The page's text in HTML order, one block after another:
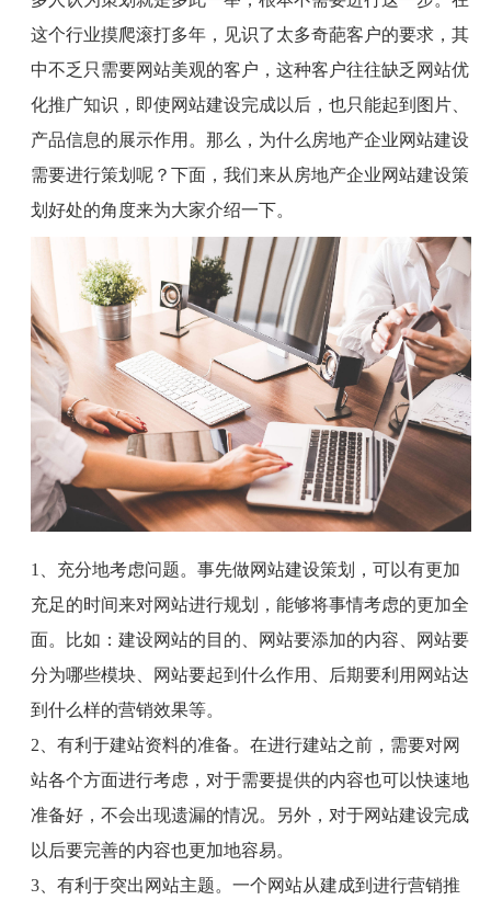
这个行业摸爬滚打多年，见识了太多奇葩客户的要求，其
中不乏只需要网站美观的客户，这种客户往往缺乏网站优
化推广知识，即使网站建设完成以后，也只能起到图片、
产品信息的展示作用。那么，为什么房地产企业网站建设
需要进行策划呢？下面，我们来从房地产企业网站建设策
划好处的角度来为大家介绍一下。
1、 充分地考虑问题。事先做网站建设策划，可以有更加
充足的时间来对网站进行规划，能够将事情考虑的更加全
面。比如：建设网站的目的、网站要添加的内容、网站要
分为哪些模块、网站要起到什么作用、后期要利用网站达
到什么样的营销效果等。
2、 有利于建站资料的准备。在进行建站之前，需要对网
站各个方面进行考虑，对于需要提供的内容也可以快速地
准备好，不会出现遗漏的情况。另外，对于网站建设完成
以后要完善的内容也更加地容易。
3、 有利于突出网站主题。一个网站从建成到进行营销推